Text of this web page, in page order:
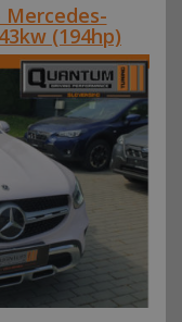
Mercedes-
(194hp)